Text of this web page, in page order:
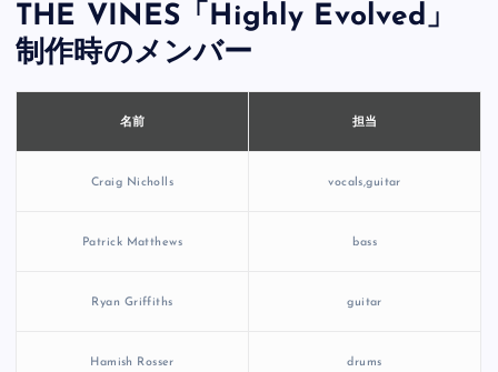
THE VINES「Highly Evolved」
制作時のメンバー
名前 担当
Craig Nicholls vocals,guitar
Patrick Matthews bass
Ryan Griffiths guitar
Hamish Rosser drums